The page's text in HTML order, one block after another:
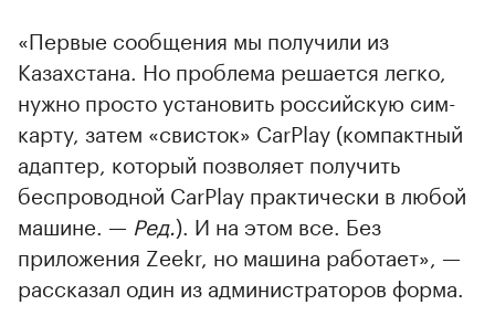
«Первые сообщения мы получили из
Казахстана. Но проблема решается легко,
нужно просто установить российскую сим-
карту, затем «свисток» CarPlay (компактный
адаптер, который позволяет получить
беспроводной CarPlay практически в любой
машине. — Ред.). И на этом все. Без
приложения Zeekr, но машина работает», —
рассказал один из администраторов форма.